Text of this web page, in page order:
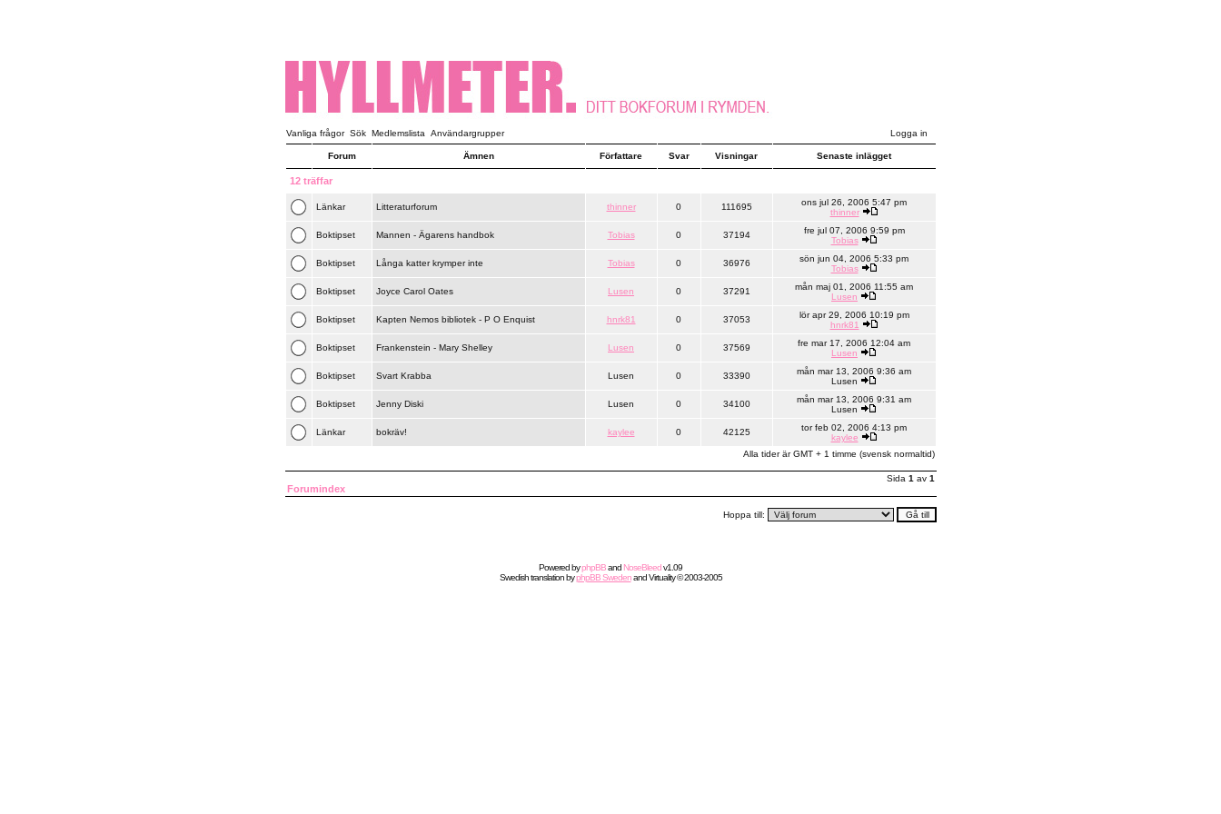
Vanliga frågor Sök Medlemslista Användargrupper Logga in
Forum Ämnen Författare Svar Visningar Senaste inlägget
12 träffar
Länkar Litteraturforum thinner 0 111695
ons jul 26, 2006 5:47 pm
thinner
Boktipset Mannen - Ägarens handbok Tobias 0 37194
fre jul 07, 2006 9:59 pm
Tobias
Boktipset Långa katter krymper inte Tobias 0 36976
sön jun 04, 2006 5:33 pm
Tobias
Boktipset Joyce Carol Oates Lusen 0 37291
mån maj 01, 2006 11:55 am
Lusen
Boktipset Kapten Nemos bibliotek - P O Enquist hnrk81 0 37053
lör apr 29, 2006 10:19 pm
hnrk81
Boktipset Frankenstein - Mary Shelley Lusen 0 37569
fre mar 17, 2006 12:04 am
Lusen
Boktipset Svart Krabba Lusen 0 33390
mån mar 13, 2006 9:36 am
Lusen
Boktipset Jenny Diski Lusen 0 34100
mån mar 13, 2006 9:31 am
Lusen
Länkar bokräv! kaylee 0 42125
tor feb 02, 2006 4:13 pm
kaylee
Alla tider är GMT + 1 timme (svensk normaltid)
Sida 1 av 1
Forumindex
Hoppa till:
Powered byphpBBand NoseBleedv1.09
Swedishtranslation byphpBB SwedenandVirtuality© 2003-2005